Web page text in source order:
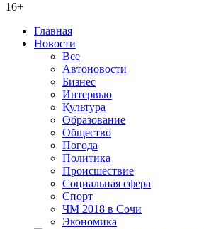
16+
Главная
Новости
Все
Автоновости
Бизнес
Интервью
Культура
Образование
Общество
Погода
Политика
Происшествие
Социальная сфера
Спорт
ЧМ 2018 в Сочи
Экономика